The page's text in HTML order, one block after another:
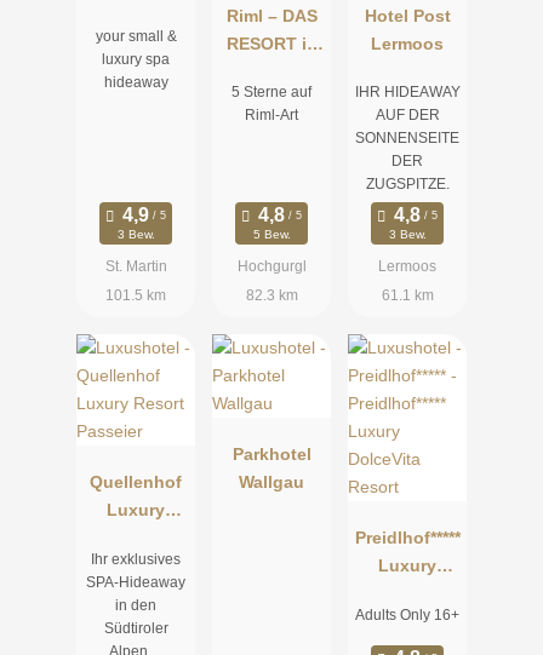
your small &
luxury spa
hideaway
3 Bew.
St. Martin
101.5 km
Riml – DAS
RESORT in
5 Sterne auf
Riml-Art
5 Bew.
Hochgurgl
82.3 km
Hotel Post
Lermoos
IHR HIDEAWAY
AUF DER
SONNENSEITE
DER
ZUGSPITZE.
3 Bew.
Lermoos
61.1 km
Quellenhof
Luxury
Passeier
Ihr exklusives
SPA-Hideaway
in den
Südtiroler
Alpen…
Parkhotel
Wallgau
Preidlhof*****
Luxury
Resort
Adults Only 16+